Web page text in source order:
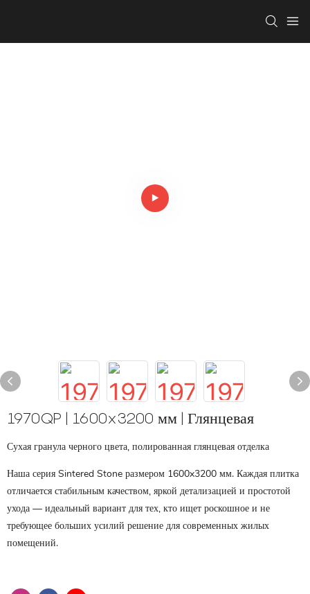
1970QP | 1600x3200 мм | Глянцевая
Сухая гранула черного цвета, полированная глянцевая отделка
Наша серия Sintered Stone размером 1600x3200 мм. Каждая плитка
отличается стабильным качеством, яркой детализацией и простотой
ухода — идеальный вариант для тех, кто ищет роскошное и не
требующее больших усилий решение для современных жилых
помещений.